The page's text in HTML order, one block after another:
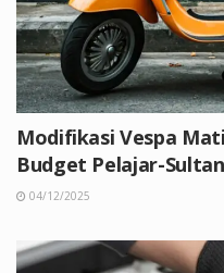
Modifikasi Vespa
Budget Pelajar-Sultan
04/12/2025